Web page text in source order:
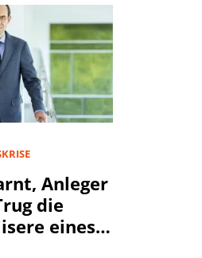
Anleger
die
eines